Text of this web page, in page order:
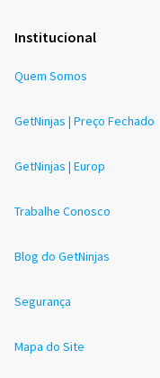
Institucional
Quem Somos
GetNinjas | Preço Fechado
GetNinjas | Europ
Trabalhe Conosco
Blog do GetNinjas
Segurança
Mapa do Site